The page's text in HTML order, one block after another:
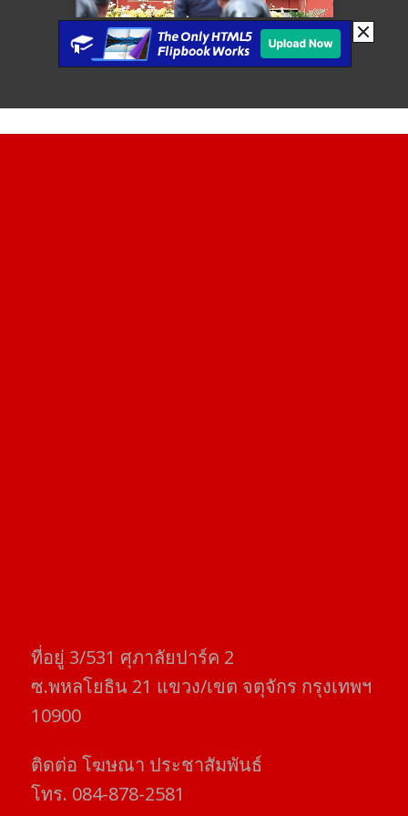
ที่อยู่​ 3/531​ ศุภาลัยปาร์ค​ 2
ซ.พหลโยธิน​ 21​ แขวง/เขต​ จตุจักร​ กรุงเทพฯ
10900
ติดต่อ​ โฆษณา​ ประชาสัมพันธ์
โทร​. 084-878-2581